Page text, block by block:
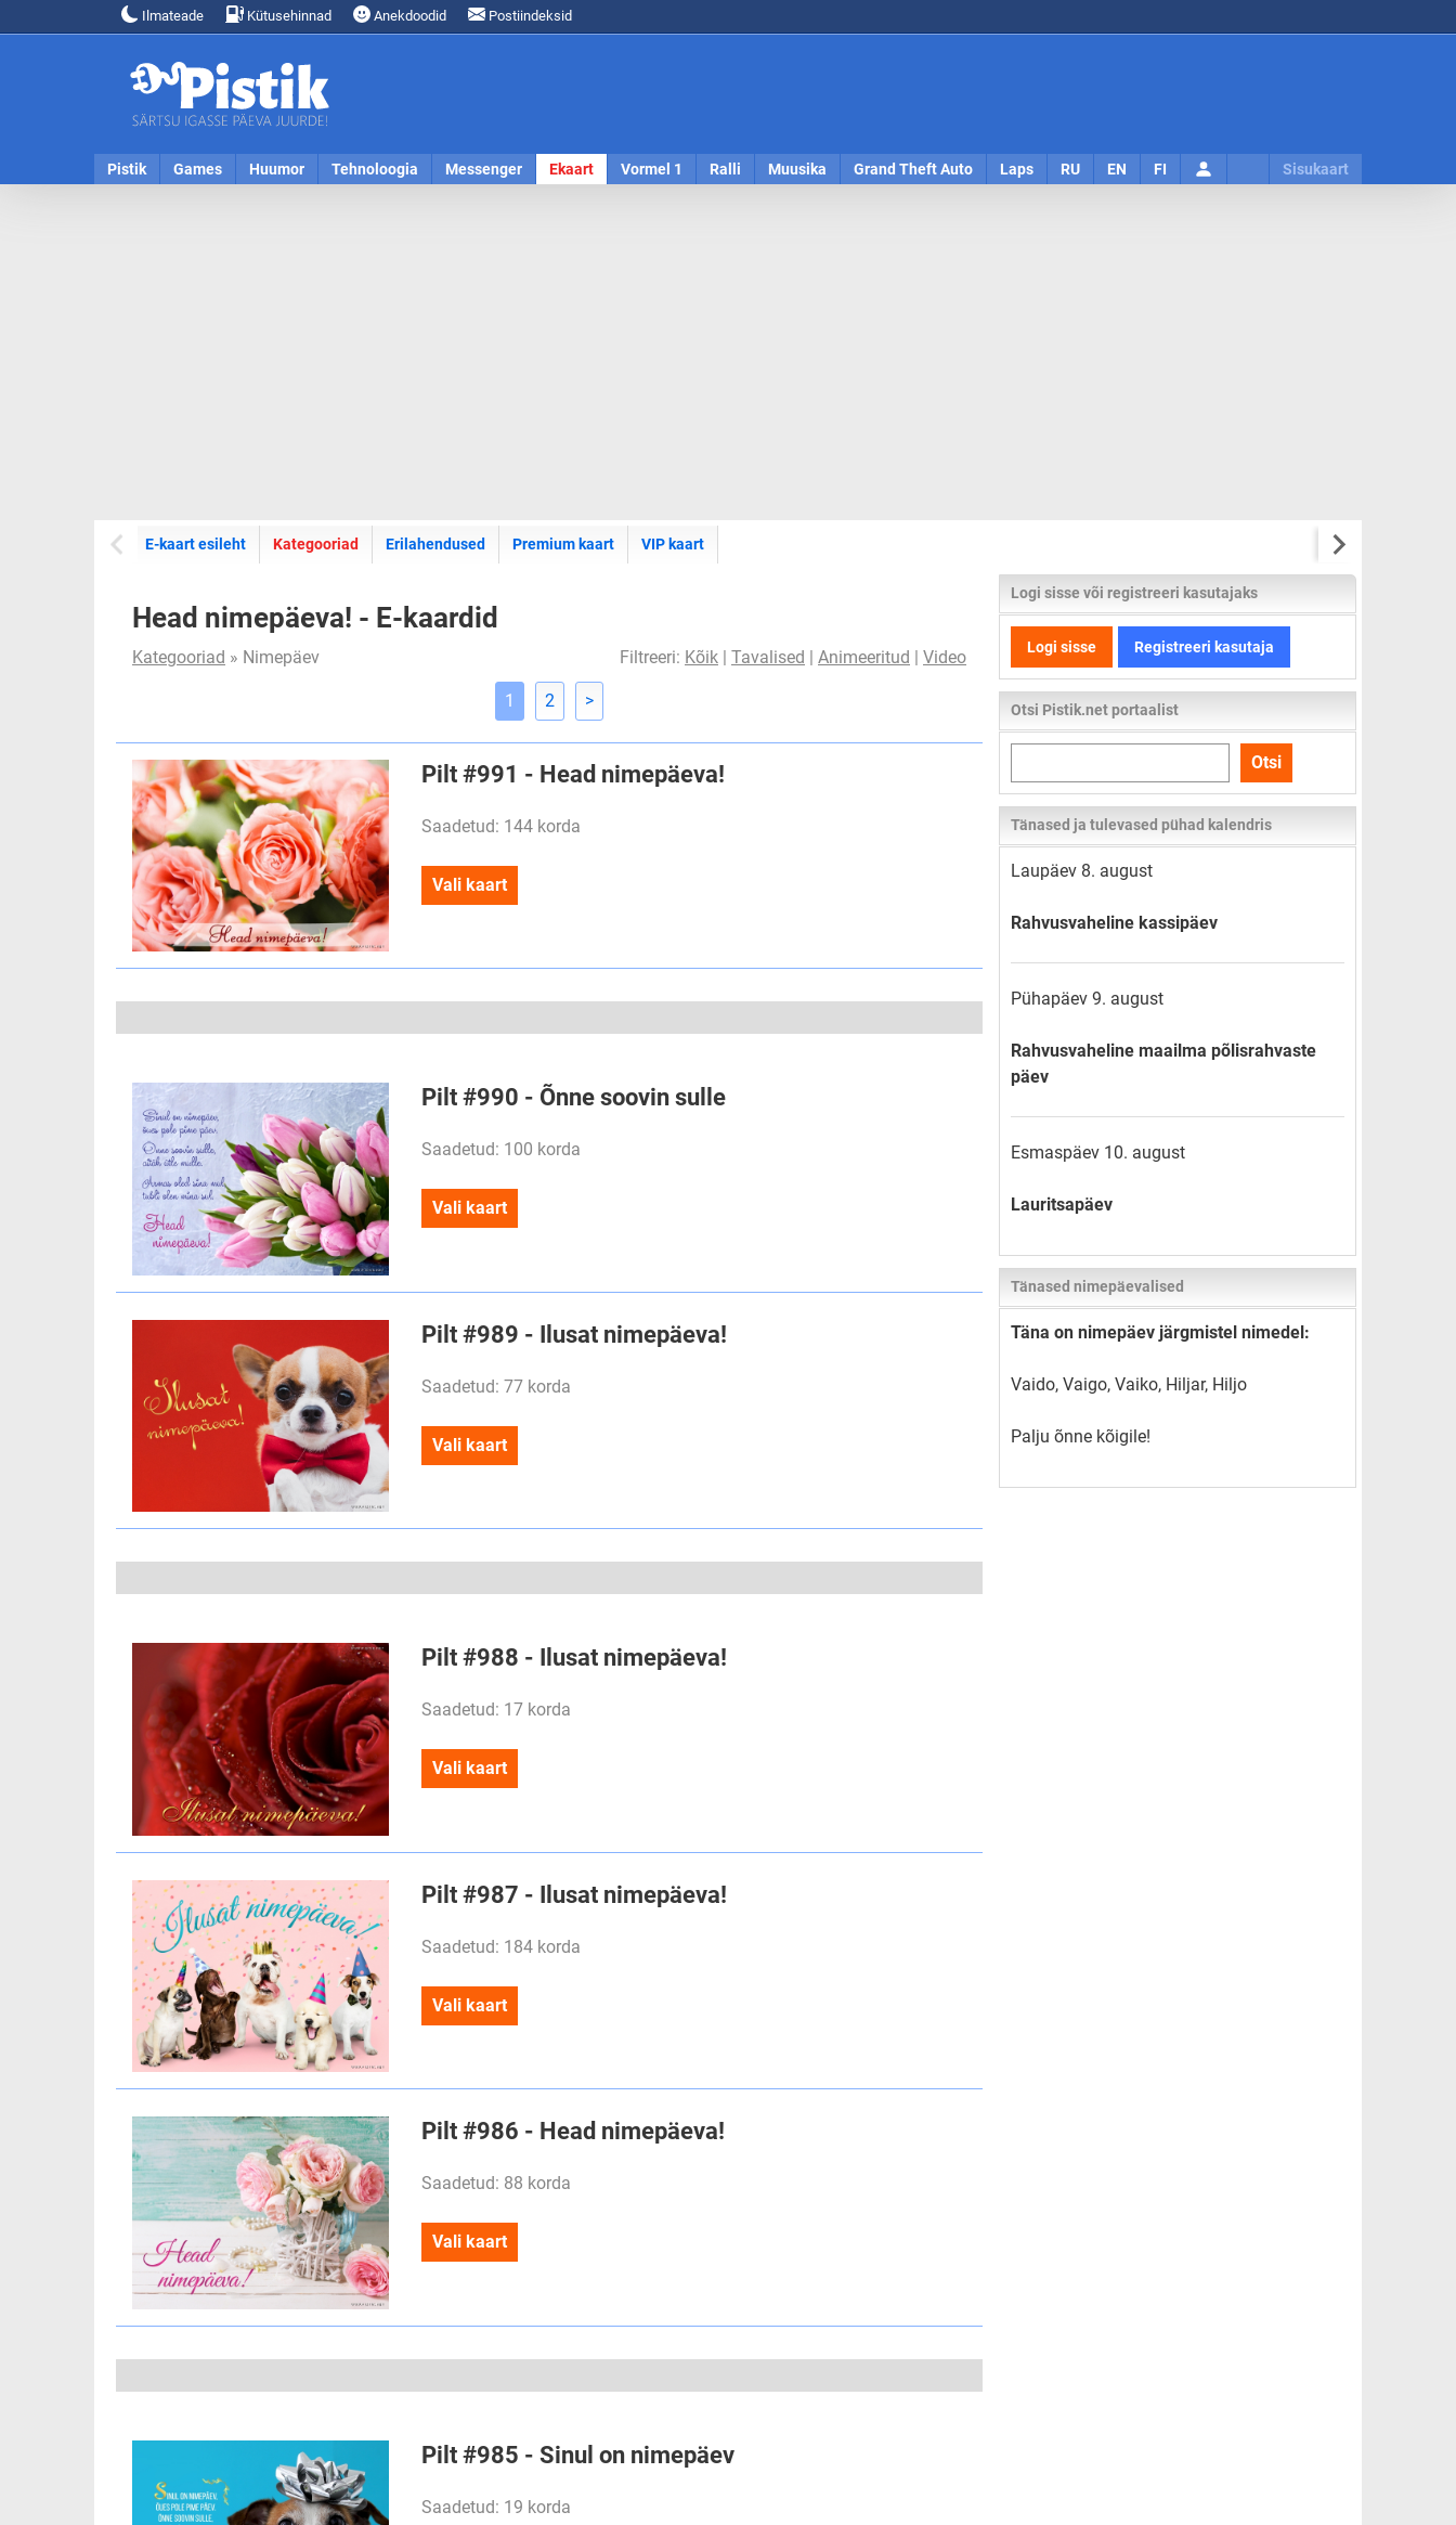
Ilmateade Kütusehinnad Anekdoodid Postiindeksid
Pistik Games Huumor Tehnoloogia Messenger Ekaart Vormel 1 Ralli Muusika Grand Theft Auto Laps RU EN FI Sisukaart
E-kaart esileht E-kaartide
Kategooriad Erilahendused Premium kaart VIP kaart
Head nimepäeva! - E-kaardid
Kategooriad » Nimepäev Filtreeri: Kõik | Tavalised | Animeeritud | Video
1 2 >
Pilt #991 - Head nimepäeva!
Saadetud: 144 korda
Vali kaart
Pilt #990 - Õnne soovin sulle
Saadetud: 100 korda
Vali kaart
Pilt #989 - Ilusat nimepäeva!
Saadetud: 77 korda
Vali kaart
Pilt #988 - Ilusat nimepäeva!
Saadetud: 17 korda
Vali kaart
Pilt #987 - Ilusat nimepäeva!
Saadetud: 184 korda
Vali kaart
Pilt #986 - Head nimepäeva!
Saadetud: 88 korda
Vali kaart
Pilt #985 - Sinul on nimepäev
Saadetud: 19 korda
Logi sisse või registreeri kasutajaks
Logi sisse Registreeri kasutaja
Otsi Pistik.net portaalist
kogu
lehelt
Otsi
Tänased ja tulevased pühad kalendris
Laupäev 8. august
Rahvusvaheline kassipäev
Pühapäev 9. august
Rahvusvaheline maailma põlisrahvaste
päev
Esmaspäev 10. august
Lauritsapäev
Tänased nimepäevalised
Täna on nimepäev järgmistel nimedel:
Vaido, Vaigo, Vaiko, Hiljar, Hiljo
Palju õnne kõigile!